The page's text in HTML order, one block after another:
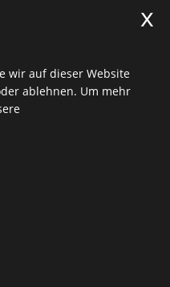
Verhaltensweisen
Kindes aus der
sich Unterstützung.
Kind die Gefahr
von
wir auf dieser Website
ablehnen. Um mehr